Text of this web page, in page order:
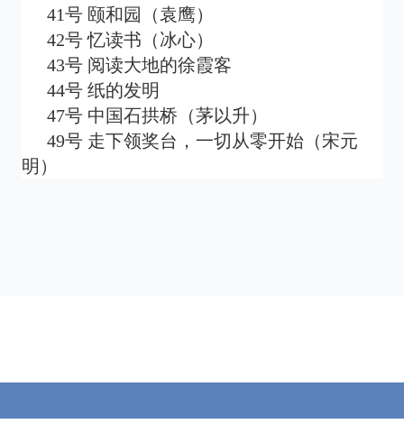
41号 颐和园（袁鹰）
42号 忆读书（冰心）
43号 阅读大地的徐霞客
44号 纸的发明
47号 中国石拱桥（茅以升）
49号 走下领奖台，一切从零开始（宋元
明）